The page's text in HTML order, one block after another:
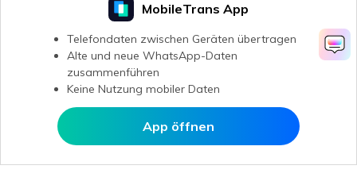
In MobileTrans öffnen
MobileTrans App
Telefondaten zwischen Geräten übertragen
Alte und neue WhatsApp-Daten
zusammenführen
Keine Nutzung mobiler Daten
App öffnen